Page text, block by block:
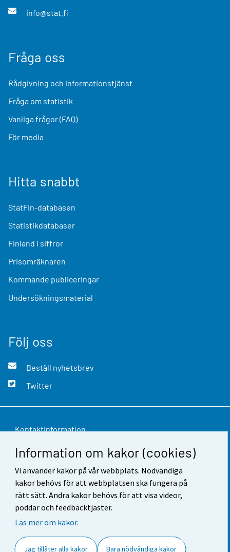
Information om kakor (cookies)
Vi använder kakor på vår webbplats. Nödvändiga
kakor behövs för att webbplatsen ska fungera på
rätt sätt. Andra kakor behövs för att visa videor,
poddar och feedbacktjäster.
Läs mer om kakor.
Jag tillåter alla kakor Bara nödvändiga kakor
info@stat.fi
Fråga oss
Rådgivning och informationstjänst
Fråga om statistik
Vanliga frågor (FAQ)
För media
Hitta snabbt
StatFin-databasen
Statistikdatabaser
Finland i siffror
Prisomräknaren
Kommande publiceringar
Undersökningsmaterial
Följ oss
Beställ nyhetsbrev
Twitter
Kontaktinformation
Respons
Användarvillkor
Dataskydd
Tillgänglighet